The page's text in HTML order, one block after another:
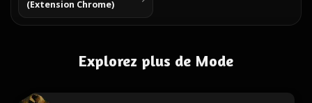
(Extension Chrome)
Explorez plus de Mode